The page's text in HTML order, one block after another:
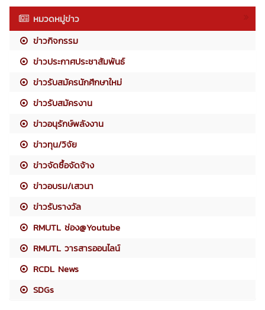
หมวดหมู่ข่าว
ข่าวกิจกรรม
ข่าวประกาศประชาสัมพันธ์
ข่าวรับสมัครนักศึกษาใหม่
ข่าวรับสมัครงาน
ข่าวอนุรักษ์พลังงาน
ข่าวทุน/วิจัย
ข่าวจัดซื้อจัดจ้าง
ข่าวอบรม/เสวนา
ข่าวรับรางวัล
RMUTL ช่อง@Youtube
RMUTL วารสารออนไลน์
RCDL News
SDGs